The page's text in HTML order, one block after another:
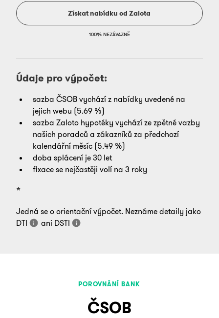
Získat nabídku od Zalota
100% NEZÁVAZNĚ
Údaje pro výpočet:
sazbaČSOBvychází z nabídky uvedené na
jejich webu (5.69 %)
sazba Zaloto hypotéky vychází ze zpětné vazby
našich poradců a zákazníků za předchozí
kalendářní měsíc (5.49 %)
doba splácení je 30 let
fixace se nejčastěji volí na 3 roky
*
Jedná se o orientační výpočet. Neznáme detaily jako
DTI
ani DSTI
POROVNÁNÍ BANK
ČSOB